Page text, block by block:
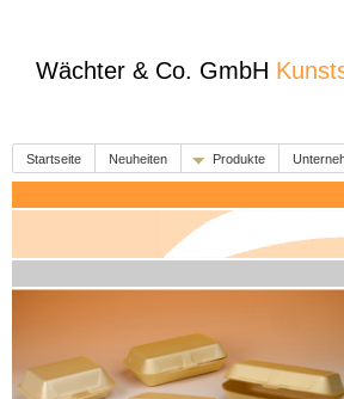
Wächter & Co. GmbH
Startseite Neuheiten Produkte